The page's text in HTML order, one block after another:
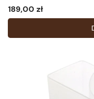
Cena
189,00 zł